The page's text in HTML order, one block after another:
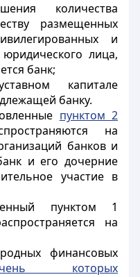
количества
размещенных
и
лица,
банк;
капитале
банку.
пунктом 2
на
банков и
и его дочерние
участие в
пунктом 1
на
финансовых
которых